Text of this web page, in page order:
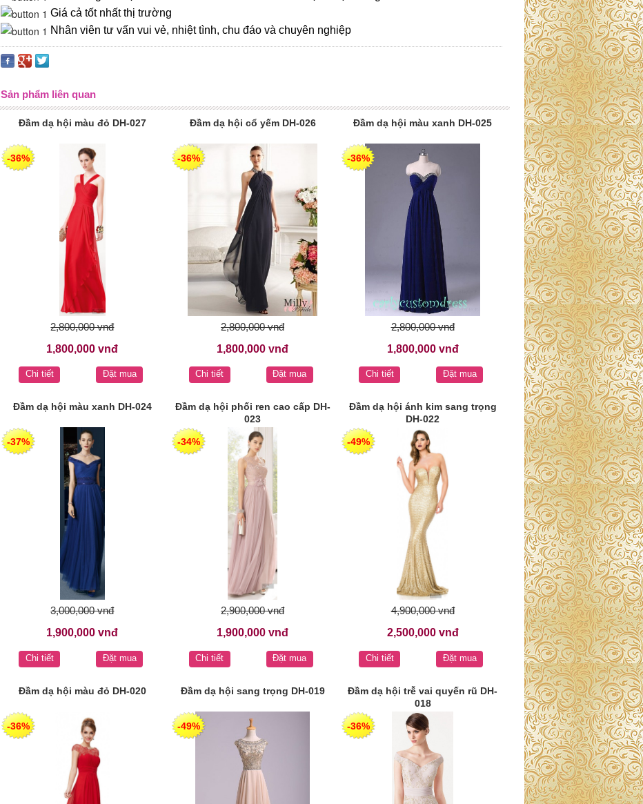
Giá cả tốt nhất thị trường
Nhân viên tư vấn vui vẻ, nhiệt tình, chu đáo và chuyên nghiệp
Sản phẩm liên quan
Đầm dạ hội màu đỏ DH-027
-36%
2,800,000 vnđ
1,800,000 vnđ
Chi tiết Đặt mua
Đầm dạ hội cổ yếm DH-026
-36%
2,800,000 vnđ
1,800,000 vnđ
Chi tiết Đặt mua
Đầm dạ hội màu xanh DH-025
-36%
2,800,000 vnđ
1,800,000 vnđ
Chi tiết Đặt mua
Đầm dạ hội màu xanh DH-024
-37%
3,000,000 vnđ
1,900,000 vnđ
Chi tiết Đặt mua
Đầm dạ hội phối ren cao cấp DH-
023
-34%
2,900,000 vnđ
1,900,000 vnđ
Chi tiết Đặt mua
Đầm dạ hội ánh kim sang trọng
DH-022
-49%
4,900,000 vnđ
2,500,000 vnđ
Chi tiết Đặt mua
Đầm dạ hội màu đỏ DH-020
-36%
Đầm dạ hội sang trọng DH-019
-49%
Đầm dạ hội trễ vai quyến rũ DH-
018
-36%